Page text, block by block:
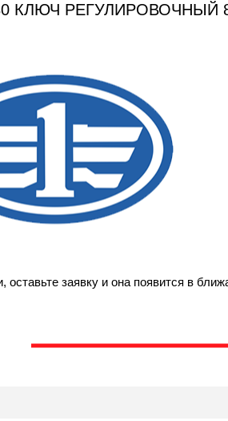
КЛЮЧ
оставьте заявку и она появится в